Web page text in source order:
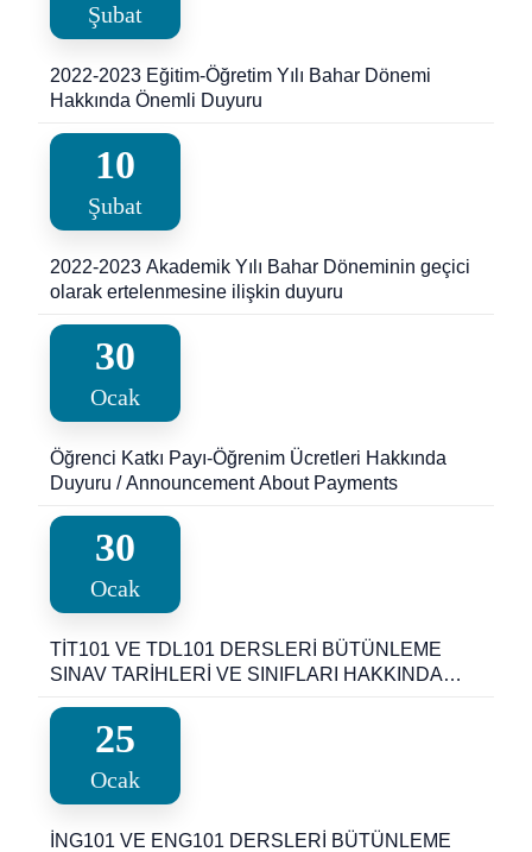
Şubat
2022-2023 Eğitim-Öğretim Yılı Bahar Dönemi
Hakkında Önemli Duyuru
10
Şubat
2022-2023 Akademik Yılı Bahar Döneminin geçici
olarak ertelenmesine ilişkin duyuru
30
Ocak
Öğrenci Katkı Payı-Öğrenim Ücretleri Hakkında
Duyuru / Announcement About Payments
30
Ocak
TİT101 VE TDL101 DERSLERİ BÜTÜNLEME
SINAV TARİHLERİ VE SINIFLARI HAKKINDA
AND TDL101 COURSES MAKE-UP EXAM
DATES AND CLASSES
25
Ocak
İNG101 VE ENG101 DERSLERİ BÜTÜNLEME